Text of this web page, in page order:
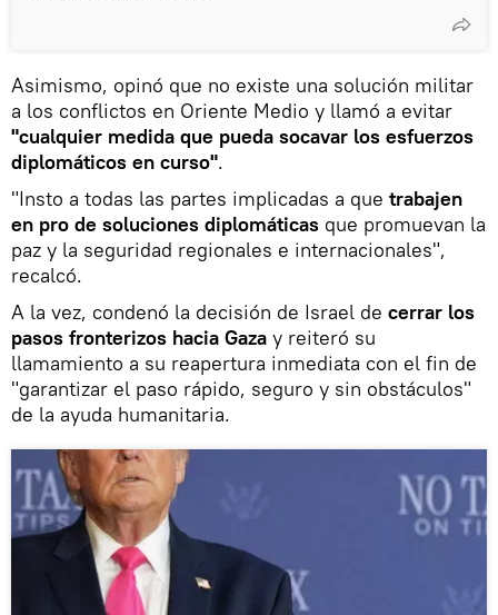
Asimismo, opinó que no existe una solución militar
a los conflictos en Oriente Medio y llamó a evitar
"cualquier medida que pueda socavar los esfuerzos
diplomáticos en curso".
"Insto a todas las partes implicadas a que trabajen
en pro de soluciones diplomáticas que promuevan la
paz y la seguridad regionales e internacionales",
recalcó.
A la vez, condenó la decisión de Israel de cerrar los
pasos fronterizos hacia Gaza y reiteró su
llamamiento a su reapertura inmediata con el fin de
"garantizar el paso rápido, seguro y sin obstáculos"
de la ayuda humanitaria.